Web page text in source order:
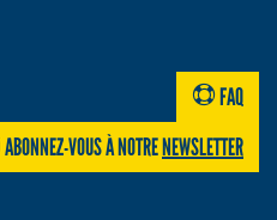
FAQ
ABONNEZ-VOUS À NOTRENEWSLETTER